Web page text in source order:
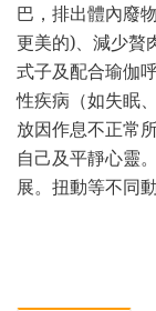
巴，排出體內廢
更美的)、減少贅
式子及配合瑜伽
性疾病（如失眠
放因作息不正常
自己及平靜心靈
展。扭動等不同